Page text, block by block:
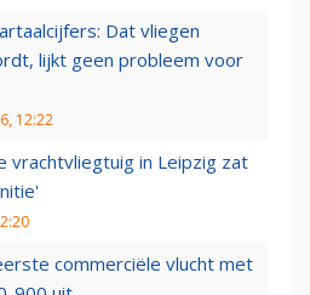
Dat vliegen
lijkt geen probleem voor
12:22
vrachtvliegtuig in Leipzig zat
commerciële vlucht met